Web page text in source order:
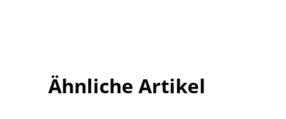
Ähnliche Artikel